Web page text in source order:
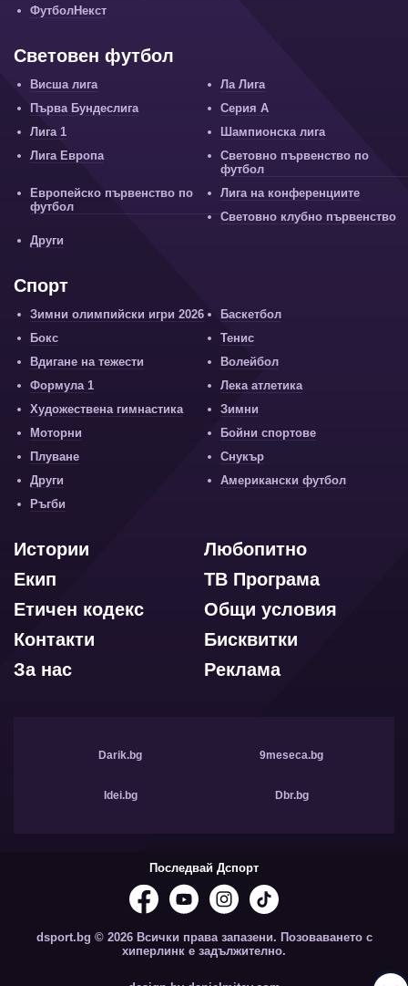
ФутболНекст
Световен футбол
Висша лига
Ла Лига
Първа Бундеслига
Серия А
Лига 1
Шампионска лига
Лига Европа
Световно първенство по
футбол
Европейско първенство по
футбол
Лига на конференциите
Световно клубно първенство
Други
Спорт
Зимни олимпийски игри 2026
Баскетбол
Бокс
Тенис
Вдигане на тежести
Волейбол
Формула 1
Лека атлетика
Художествена гимнастика
Зимни
Моторни
Бойни спортове
Плуване
Снукър
Други
Американски футбол
Ръгби
Любопитно
Истории
ТВ Програма
Екип
Общи условия
Етичен кодекс
Бисквитки
Контакти
Реклама
За нас
Darik.bg 9meseca.bg
Idei.bg Dbr.bg
Последвай Дспорт
dsport.bg © 2026 Всички права запазени. Позоваването с
хиперлинк е задължително.